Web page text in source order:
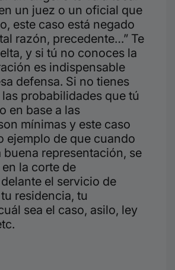
un juez o un oficial que
este caso está negado
razón, precedente…” Te
y si tú no conoces la
es indispensable
defensa. Si no tienes
probabilidades que tú
en base a las
mínimas y este caso
ejemplo de que cuando
buena representación, se
la corte de
el servicio de
residencia, tu
sea el caso, asilo, ley